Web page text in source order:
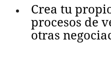
Crea tu
procesos de
otras